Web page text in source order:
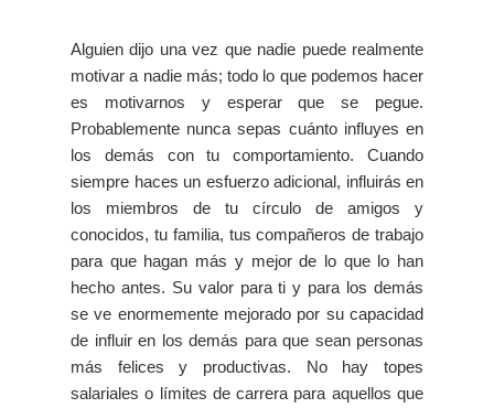
Alguien dijo una vez que nadie puede realmente
motivar a nadie más; todo lo que podemos hacer
es motivarnos y esperar que se pegue.
Probablemente nunca sepas cuánto influyes en
los demás con tu comportamiento. Cuando
siempre haces un esfuerzo adicional, influirás en
los miembros de tu círculo de amigos y
conocidos, tu familia, tus compañeros de trabajo
para que hagan más y mejor de lo que lo han
hecho antes. Su valor para ti y para los demás
se ve enormemente mejorado por su capacidad
de influir en los demás para que sean personas
más felices y productivas. No hay topes
salariales o límites de carrera para aquellos que